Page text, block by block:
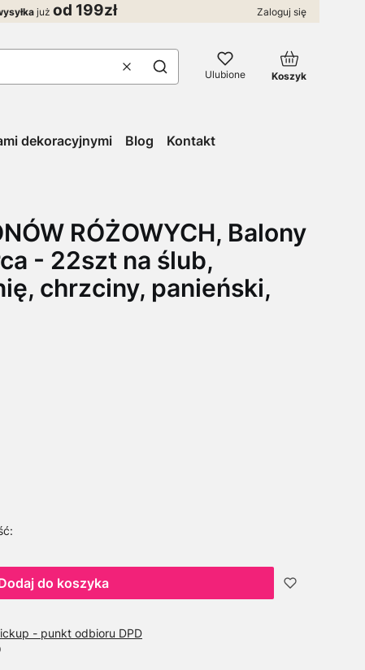
już od 199zł Zaloguj się
WyczyśćSzukaj Ulubione
Produkty w
Koszyk
dekoracyjnymi Blog Kontakt
RÓŻOWYCH, Balony
- 22szt na ślub,
chrzciny, panieński,
do koszyka
- punkt odbioru DPD